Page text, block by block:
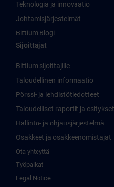
Teknologia ja innovaatio
Johtamisjärjestelmät
Bittium Blogi
Sijoittajat
Bittium sijoittajille
Taloudellinen informaatio
Pörssi- ja lehdistötiedotteet
Taloudelliset raportit ja esitykset
Hallinto- ja ohjausjärjestelmä
Osakkeet ja osakkeenomistajat
Ota yhteyttä
Työpaikat
Legal Notice